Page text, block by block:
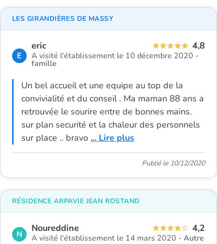
E
eric 4,8
A visité l'établissement le 10 décembre 2020 -
famille
Un bel accueil et une equipe au top de la
convivialité et du conseil . Ma maman 88 ans a
retrouvée le sourire entre de bonnes mains.
sur plan securité et la chaleur des personnels
sur place .. bravo ... Lire plus
LES GIRANDIÈRES DE MASSY
Publié le 10/12/2020
N
Noureddine 4,2
A visité l'établissement le 14 mars 2020 - Autre
RÉSIDENCE ARPAVIE JEAN ROSTAND